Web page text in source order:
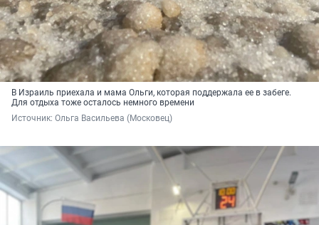
В Израиль приехала и мама Ольги, которая поддержала ее в забеге.
Для отдыха тоже осталось немного времени
Источник: Ольга Васильева (Московец)